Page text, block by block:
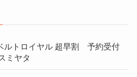
トロイヤル 超早割 予約受付
ミヤタ